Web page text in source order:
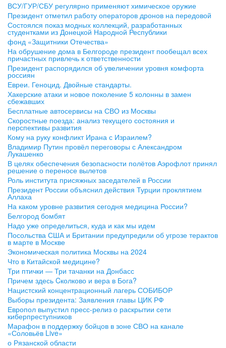
ВСУ/ГУР/СБУ регулярно применяют химическое оружие
Президент отметил работу операторов дронов на передовой
Состоялся показ модных коллекций, разработанных
студентками из Донецкой Народной Республики
фонд «Защитники Отечества»
На обрушение дома в Белгороде президент пообещал всех
причастных привлечь к ответственности
Президент распорядился об увеличении уровня комфорта
россиян
Евреи. Геноцид. Двойные стандарты.
Хакерские атаки и новое поколение 5 колонны в замен
сбежавших
Бесплатные автосервисы на СВО из Москвы
Скоростные поезда: анализ текущего состояния и
перспективы развития
Кому на руку конфликт Ирана с Израилем?
Владимир Путин провёл переговоры с Александром
Лукашенко
В целях обеспечения безопасности полётов Аэрофлот принял
решение о переносе вылетов
Роль института присяжных заседателей в России
Президент России объяснил действия Турции проклятием
Аллаха
На каком уровне развития сегодня медицина России?
Белгород бомбят
Надо уже определиться, куда и как мы идем
Посольства США и Британии предупредили об угрозе терактов
в марте в Москве
Экономическая политика Москвы на 2024
Что в Китайской медицине?
Три птички — Три тачанки на Донбасс
Причем здесь Cколково и вера в Бога?
Нацистский концентрационный лагерь СОБИБОР
Выборы президента: Заявления главы ЦИК РФ
Европол выпустил пресс-релиз о раскрытии сети
киберпреступников
Марафон в поддержку бойцов в зоне СВО на канале
«Соловьёв Live»
о Рязанской области